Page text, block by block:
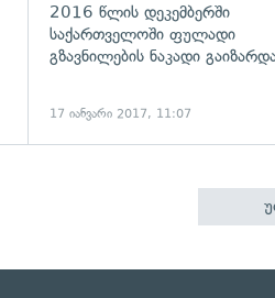
2016 წლის დეკემბერში
საქართველოში ფულადი
გზავნილების ნაკადი
17 იანვარი 2017, 11:07